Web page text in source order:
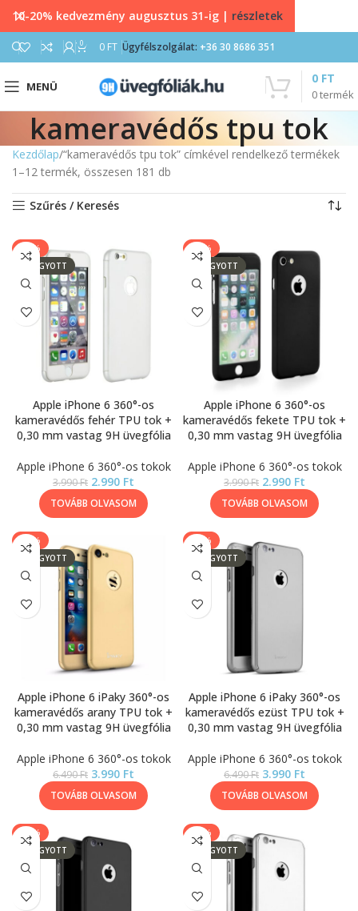
0 0 FT Ügyfélszolgálat: +36 30 8686 351
MENÜ
0termék
0 FT
kameravédős tpu tok
Kezdőlap “kameravédős tpu tok” címkével rendelkező termékek
1–12 termék, összesen 181 db
Szűrés / Keresés
-25%
ELFOGYOTT
Apple iPhone 6 360°-os
kameravédős fehér TPU tok +
0,30 mm vastag 9H üvegfólia
Apple iPhone 6 360°-os tokok
3.990Ft 2.990 Ft
TOVÁBB OLVASOM
-25%
ELFOGYOTT
Apple iPhone 6 360°-os
kameravédős fekete TPU tok +
0,30 mm vastag 9H üvegfólia
Apple iPhone 6 360°-os tokok
3.990Ft 2.990 Ft
TOVÁBB OLVASOM
-39%
ELFOGYOTT
Apple iPhone 6 iPaky 360°-os
kameravédős arany TPU tok +
0,30 mm vastag 9H üvegfólia
Apple iPhone 6 360°-os tokok
6.490Ft 3.990 Ft
TOVÁBB OLVASOM
-39%
ELFOGYOTT
Apple iPhone 6 iPaky 360°-os
kameravédős ezüst TPU tok +
0,30 mm vastag 9H üvegfólia
Apple iPhone 6 360°-os tokok
6.490Ft 3.990 Ft
TOVÁBB OLVASOM
-39%
ELFOGYOTT
-15%
ELFOGYOTT
10-20% kedvezmény augusztus 31-ig | részletek